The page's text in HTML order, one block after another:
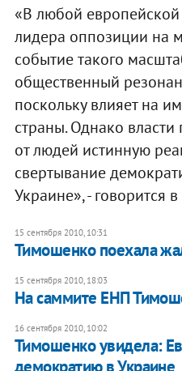
«В любой европейской
лидера оппозиции на
событие такого
общественный
поскольку влияет на
страны. Однако
от людей истинную
свертывание
Украине», - говорится
15 сентября 2010, 10:31
Тимошенко поехала
15 сентября 2010, 18:03
На саммите ЕНП
16 сентября 2010, 10:02
Тимошенко увидела:
демократию в Украине